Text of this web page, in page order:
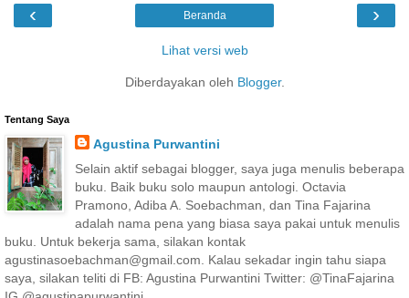
‹ ›
Beranda
Lihat versi web
Diberdayakan oleh Blogger.
Tentang Saya
Agustina Purwantini
Selain aktif sebagai blogger, saya juga menulis beberapa
buku. Baik buku solo maupun antologi. Octavia
Pramono, Adiba A. Soebachman, dan Tina Fajarina
adalah nama pena yang biasa saya pakai untuk menulis
buku. Untuk bekerja sama, silakan kontak
agustinasoebachman@gmail.com. Kalau sekadar ingin tahu siapa
saya, silakan teliti di FB: Agustina Purwantini Twitter: @TinaFajarina